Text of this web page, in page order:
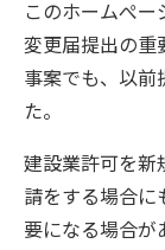
このホームぺ
変更届提出の重
事案でも、以前
た。
建設業許可を新
請をする場合
要になる場合が